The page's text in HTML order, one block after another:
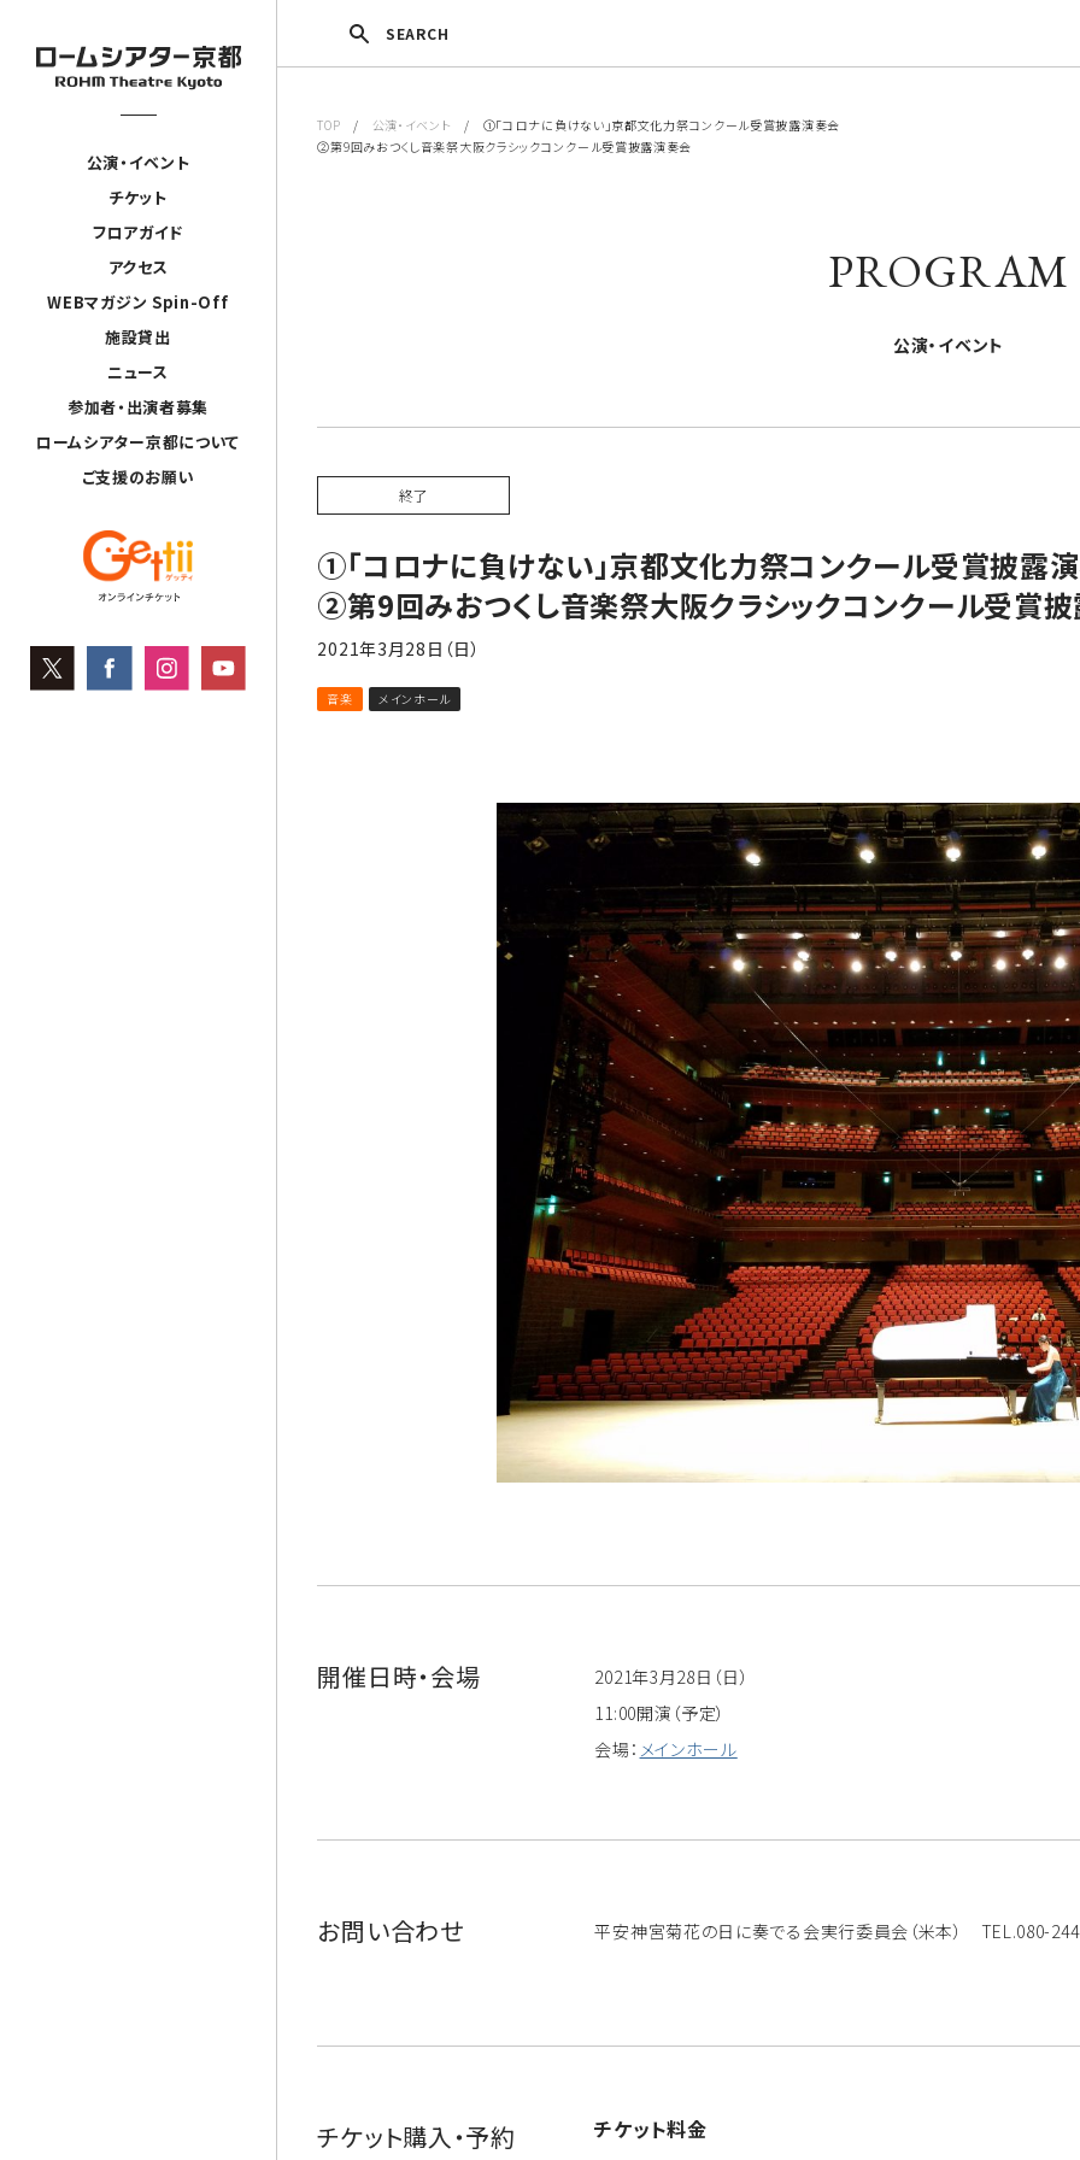
公演・イベント
チケット
フロアガイド
アクセス
WEBマガジン Spin-Off
施設貸出
ニュース
参加者・出演者募集
ロームシアター京都について
ご支援のお願い
SEARCH
TOP / 公演・イベント
/ ①「コロナに負けない」京都文化力祭コンクール受賞披露演奏会
②第9回みおつくし音楽祭大阪クラシックコンクール受賞披露演奏会
PROGRAM
公演・イベント
終了
①「コロナに負けない」京都文化力祭コンクール受賞披露
②第9回みおつくし音楽祭大阪クラシックコンクール受賞
2021年3月28日（日）
音楽 メインホール
開催日時・会場
2021年3月28日（日）
11:00開演（予定）
会場： メインホール
お問い合わせ 平安神宮菊花の日に奏でる会実行委員会（米本） TEL.080-
チケット購入・予約 チケット料金